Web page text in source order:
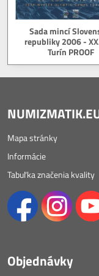
Sada mincí
republiky 2006 -
Turín PROOF
Mapa stránky
Informácie
Tabuľka značenia kvality
Objednávky